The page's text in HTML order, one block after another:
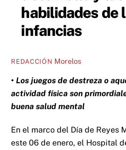
habilidades de
infancias
REDACCIÓN Morelos
• Los juegos de destreza o
actividad física son
buena salud mental
En el marco del Día de Reyes
este 06 de enero, el Hospital